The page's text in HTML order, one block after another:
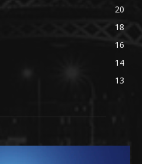
20
18
16
14
13